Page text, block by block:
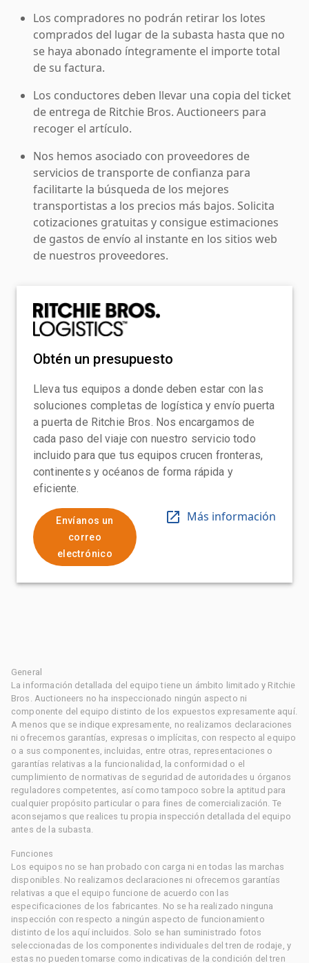
Los compradores no podrán retirar los lotes
comprados del lugar de la subasta hasta que no
se haya abonado íntegramente el importe total
de su factura.
Los conductores deben llevar una copia del ticket
de entrega de Ritchie Bros. Auctioneers para
recoger el artículo.
Nos hemos asociado con proveedores de
servicios de transporte de confianza para
facilitarte la búsqueda de los mejores
transportistas a los precios más bajos. Solicita
cotizaciones gratuitas y consigue estimaciones
de gastos de envío al instante en los sitios web
de nuestros proveedores.
Obtén un presupuesto
Lleva tus equipos a donde deben estar con las
soluciones completas de logística y envío puerta
a puerta de Ritchie Bros. Nos encargamos de
cada paso del viaje con nuestro servicio todo
incluido para que tus equipos crucen fronteras,
continentes y océanos de forma rápida y
eficiente.
Envíanos un
correo
electrónico
Más información
General
La información detallada del equipo tiene un ámbito limitado y Ritchie
Bros. Auctioneers no ha inspeccionado ningún aspecto ni
componente del equipo distinto de los expuestos expresamente aquí.
A menos que se indique expresamente, no realizamos declaraciones
ni ofrecemos garantías, expresas o implícitas, con respecto al equipo
o a sus componentes, incluidas, entre otras, representaciones o
garantías relativas a la funcionalidad, la conformidad o el
cumplimiento de normativas de seguridad de autoridades u órganos
reguladores competentes, así como tampoco sobre la aptitud para
cualquier propósito particular o para fines de comercialización. Te
aconsejamos que realices tu propia inspección detallada del equipo
antes de la subasta.
Funciones
Los equipos no se han probado con carga ni en todas las marchas
disponibles. No realizamos declaraciones ni ofrecemos garantías
relativas a que el equipo funcione de acuerdo con las
especificaciones de los fabricantes. No se ha realizado ninguna
inspección con respecto a ningún aspecto de funcionamiento
distinto de los aquí incluidos. Solo se han suministrado fotos
seleccionadas de los componentes individuales del tren de rodaje, y
estas no pueden tomarse como indicativas de la condición del tren